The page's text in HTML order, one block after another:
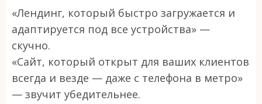
«Лендинг, который быстро загружается и
адаптируется под все устройства» —
скучно.
«Сайт, который открыт для ваших клиентов
всегда и везде — даже с телефона в метро»
— звучит убедительнее.